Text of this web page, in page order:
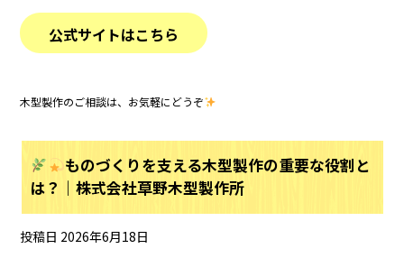
公式サイトはこちら
木型製作のご相談は、お気軽にどうぞ
ものづくりを支える木型製作の重要な役割と
は？｜株式会社草野木型製作所
投稿日 2026年6月18日